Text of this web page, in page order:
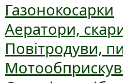
Газонокосарки
Аератори,
Повітродуви,